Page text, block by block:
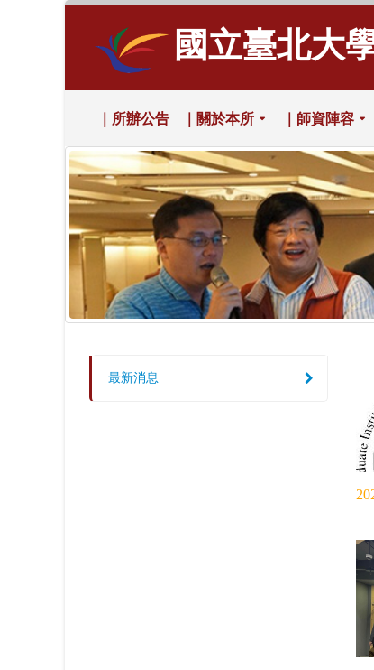
國立臺北大
｜所辦公告 ｜關於本所 ｜師資陣容
最新消息